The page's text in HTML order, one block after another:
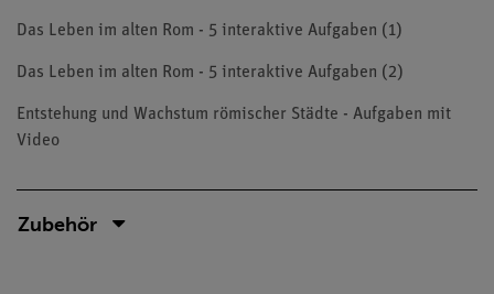
Das Leben im alten Rom - 5 interaktive Aufgaben (1)
Das Leben im alten Rom - 5 interaktive Aufgaben (2)
Entstehung und Wachstum römischer Städte - Aufgaben mit
Video
Zubehör